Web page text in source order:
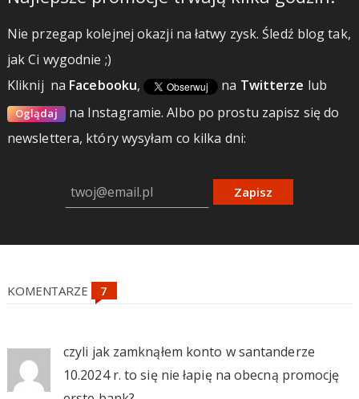
Nie przegap kolejnej okazji na łatwy zysk. Śledź blog tak,
jak Ci wygodnie ;)
Kliknij na Facebooku, na Twitterze lub
Oglądaj na Instagramie.Albo po prostu zapisz się do
newslettera, który wysyłam co kilka dni:
Zapisz
KOMENTARZE
czyli jak zamknąłem konto w santanderze
10.2024 r. to się nie łapię na obecną promocję